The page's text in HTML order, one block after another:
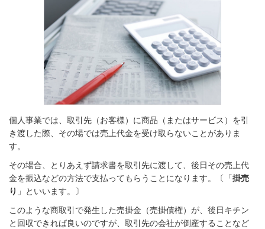
個人事業では、取引先（お客様）に商品（またはサービス）を引
き渡した際、その場では売上代金を受け取らないことがありま
す。
その場合、とりあえず請求書を取引先に渡して、後日その売上代
金を振込などの方法で支払ってもらうことになります。〔「掛売
り 」といいます。〕
このような商取引で発生した売掛金（売掛債権）が、後日キチン
と回収できれば良いのですが、取引先の会社が倒産することなど